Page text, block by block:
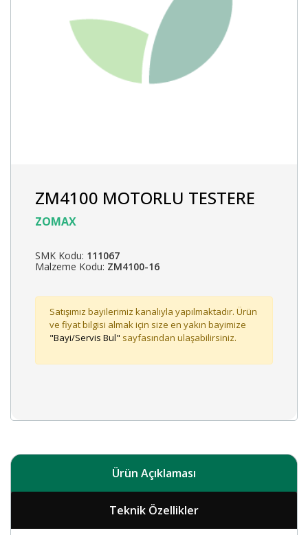
ZM4100 MOTORLU TESTERE
ZOMAX
SMK Kodu: 111067
Malzeme Kodu: ZM4100-16
Satışımız bayilerimiz kanalıyla yapılmaktadır. Ürün
ve fiyat bilgisi almak için size en yakın bayimize
"Bayi/Servis Bul" sayfasından ulaşabilirsiniz.
Ürün Açıklaması
Teknik Özellikler